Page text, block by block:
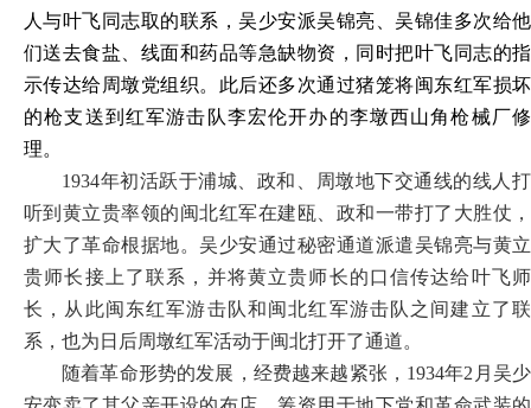
人与叶飞同志取的联系，吴少安派吴锦亮、吴锦佳多次给他
们送去食盐、线面和药品等急缺物资，同时把叶飞同志的指
示传达给周墩党组织。此后还多次通过猪笼将闽东红军损坏
的枪支送到红军游击队李宏伦开办的李墩西山角枪械厂修
理。
1934年初活跃于浦城、政和、周墩地下交通线的线人打
听到黄立贵率领的闽北红军在建瓯、政和一带打了大胜仗，
扩大了革命根据地。吴少安通过秘密通道派遣吴锦亮与黄立
贵师长接上了联系，并将黄立贵师长的口信传达给叶飞师
长，从此闽东红军游击队和闽北红军游击队之间建立了联
系，也为日后周墩红军活动于闽北打开了通道。
随着革命形势的发展，经费越来越紧张， 1934年2月吴少